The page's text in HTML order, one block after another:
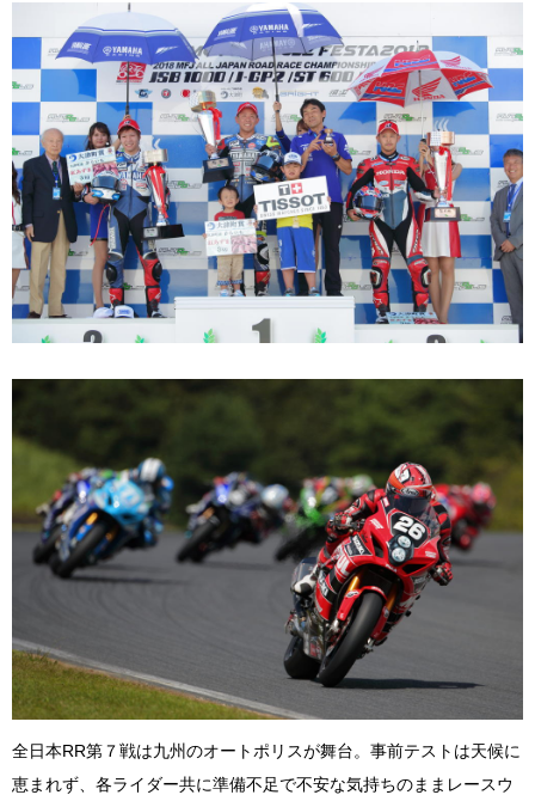
全日本RR第７戦は九州のオートポリスが舞台。事前テストは天候に
恵まれず、各ライダー共に準備不足で不安な気持ちのままレースウ